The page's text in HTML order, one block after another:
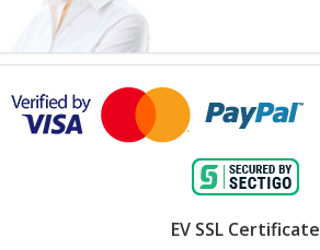
EV SSL Certificate